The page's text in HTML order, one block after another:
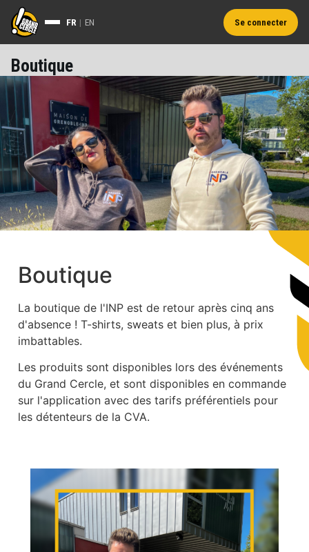
FR | EN Se connecter
Boutique
Boutique
La boutique de l'INP est de retour après cinq ans
d'absence ! T-shirts, sweats et bien plus, à prix
imbattables.
Les produits sont disponibles lors des événements
du Grand Cercle, et sont disponibles en commande
sur l'application avec des tarifs préférentiels pour
les détenteurs de la CVA.